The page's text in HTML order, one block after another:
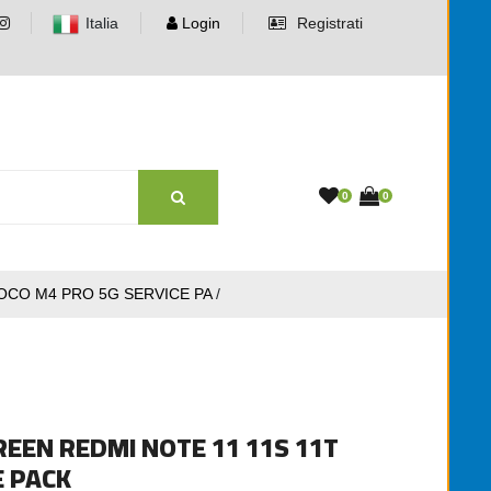
Italia Login Registrati
0 0
M4 PRO 5G SERVICE PA/
REDMI NOTE 11 11S 11T